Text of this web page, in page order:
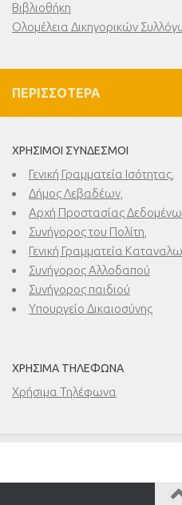
Βιβλιοθήκη
Ολομέλεια Δικηγορικών
ΠΕΡΙΣΣΌΤΕΡΑ
ΧΡΉΣΙΜΟΙ ΣΎΝΔΕΣΜΟΙ
Γενική Γραμματεία Ισότητας,
Δήμος Λεβαδέων,
Αρχή Προστασίας
Συνήγορος του Πολίτη,
Γενική Γραμματεία
Συνήγορος Αλλοδαπού
Συνήγορος παιδιού
Υπουργείο Δικαιοσύνης
ΧΡΉΣΙΜΑ ΤΗΛΈΦΩΝΑ
Χρήσιμα Τηλέφωνα